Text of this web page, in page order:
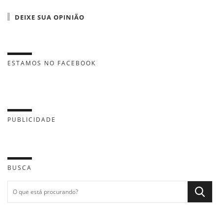
DEIXE SUA OPINIÃO
ESTAMOS NO FACEBOOK
PUBLICIDADE
BUSCA